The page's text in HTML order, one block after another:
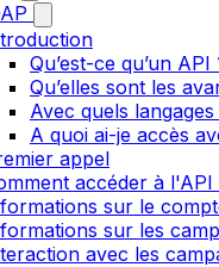
Qu’est-ce qu’un API
Qu’elles sont les
Avec quels
A quoi ai-je accès
appel
accéder à l'API
sur le
sur les
avec les